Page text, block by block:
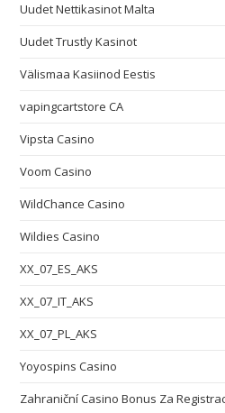
Uudet Nettikasinot Malta
Uudet Trustly Kasinot
Välismaa Kasiinod Eestis
vapingcartstore CA
Vipsta Casino
Voom Casino
WildChance Casino
Wildies Casino
XX_07_ES_AKS
XX_07_IT_AKS
XX_07_PL_AKS
Yoyospins Casino
Zahraniční Casino Bonus Za